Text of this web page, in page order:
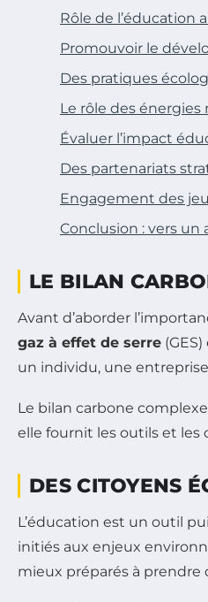
Rôle de l’éducation
Promouvoir le
Des pratiques
Le rôle des énergies
Évaluer l’impact
Des partenariats
Engagement des
Conclusion : vers un
LE BILAN
Avant d’aborder
gaz à effet de serre
un individu, une
Le bilan carbone
elle fournit les outils et les
DES CITOYENS
L’éducation est un outil
initiés aux enjeux
mieux préparés à prendre